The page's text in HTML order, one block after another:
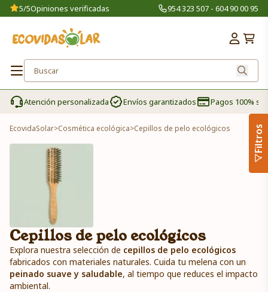
5/5Opiniones verificadas 954 323 507 - 604 90 00 95
Atención personalizada Envíos garantizados Pagos 100%
EcovidaSolar>Cosmética ecológica>Cepillos de pelo ecológicos
Cepillos de pelo ecológicos
Explora nuestra selección de cepillos de pelo ecológicos
fabricados con materiales naturales. Cuida tu melena con un
peinado suave y saludable, al tiempo que reduces el impacto
ambiental.
Filtros